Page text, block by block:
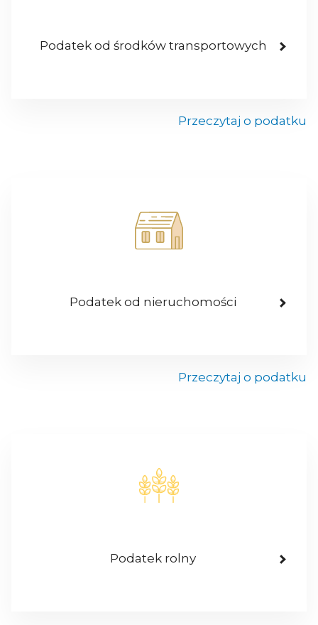
Podatek od środków transportowych
Przeczytaj o podatku
Podatek od nieruchomości
Przeczytaj o podatku
Podatek rolny